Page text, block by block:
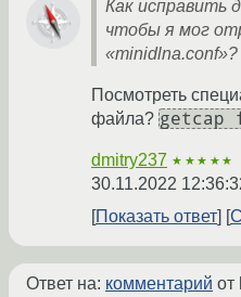
Как исправить
чтобы я мог
«minidlna.conf»?
Посмотреть
файла?
dmitry237 ★★★★★
30.11.2022
Показать ответ
Ответ на: комментарий от